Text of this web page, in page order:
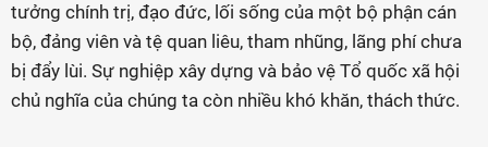
tưởng chính trị, đạo đức, lối sống của một bộ phận cán
bộ, đảng viên và tệ quan liêu, tham nhũng, lãng phí chưa
bị đẩy lùi. Sự nghiệp xây dựng và bảo vệ Tổ quốc xã hội
chủ nghĩa của chúng ta còn nhiều khó khăn, thách thức.